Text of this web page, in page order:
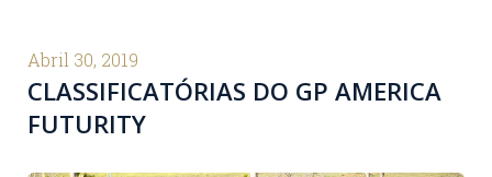
u
Abril 30, 2019
CLASSIFICATÓRIAS DO GP AMERICA
FUTURITY